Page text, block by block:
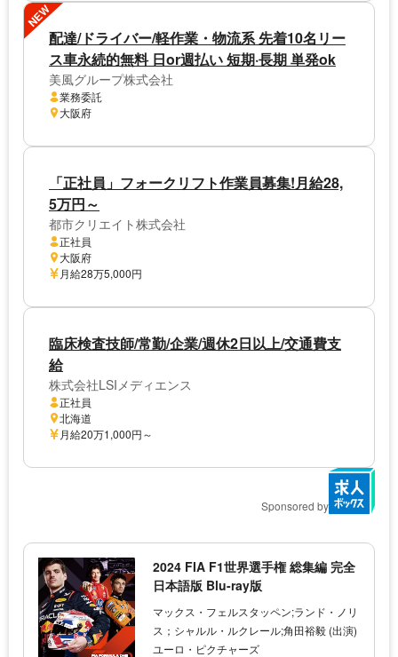
NEW
配達/ドライバー/軽作業・物流系 先着10名リー
ス車永続的無料 日or週払い 短期·長期 単発ok
美風グループ株式会社
業務委託
大阪府
「正社員」フォークリフト作業員募集!月給28,
5万円～
都市クリエイト株式会社
正社員
大阪府
月給28万5,000円
臨床検査技師/常勤/企業/週休2日以上/交通費支
給
株式会社LSIメディエンス
正社員
北海道
月給20万1,000円～
Sponsored by
2024 FIA F1世界選手権 総集編 完全
日本語版 Blu-ray版
マックス・フェルスタッペン;ランド・ノリ
ス；シャルル・ルクレール;角田裕毅 (出演)
ユーロ・ピクチャーズ